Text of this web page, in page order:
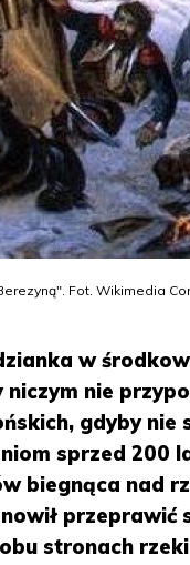
Fot. Wikimedia
w
nie
gdyby
sprzed 200
biegnąca nad
stronach